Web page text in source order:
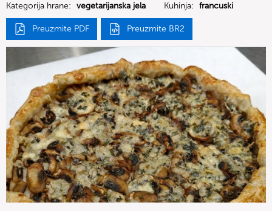
Kategorija hrane: vegetarijanska jela Kuhinja: francuski
Preuzmite PDF Preuzmite BR2